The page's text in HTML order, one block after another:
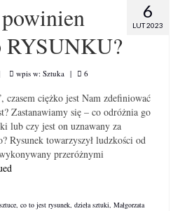
6
LUT 2023
RYSUNKU?
wpis w: Sztuka | 6
czasem ciężko jest Nam zdefiniować
Zastanawiamy się – co odróżnia go
lub czy jest on uznawany za
Rysunek towarzyszył ludzkości od
przeróżnymi
, co to jest rysunek, dzieła sztuki, Małgorzata